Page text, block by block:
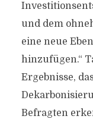
und dem
eine neue
hinzufügen.“
Ergebnisse,
Befragten